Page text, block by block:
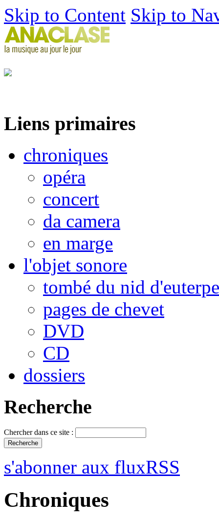
Skip to Content Skip to
Liens primaires
chroniques
opéra
concert
da camera
en marge
l'objet sonore
tombé du nid d'euterpe
pages de chevet
DVD
CD
dossiers
Recherche
Chercher dans ce site :
s'abonner aux fluxRSS
Chroniques